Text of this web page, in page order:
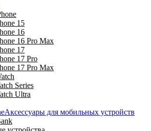
15
16
16 Pro Max
17
17 Pro
17 Pro Max
Series
Ultra
Аксессуары для мобильных устройств